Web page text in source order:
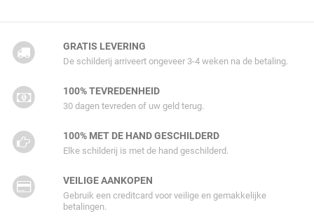
GRATIS LEVERING
De schilderij arriveert ongeveer 3-4 weken na de betaling.
100% TEVREDENHEID
30 dagen tevreden of uw geld terug.
100% MET DE HAND GESCHILDERD
Elke schilderij is met de hand geschilderd.
VEILIGE AANKOPEN
Gebruik een creditcard voor veilige en gemakkelijke
betalingen.